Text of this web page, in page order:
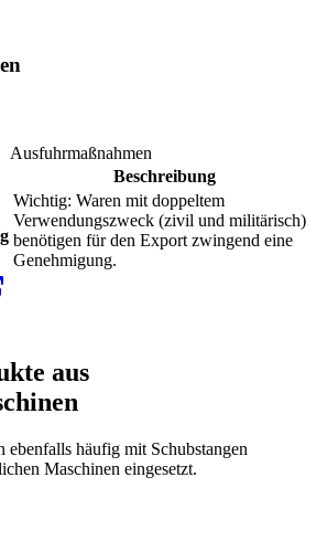
Ausfuhrmaßnahmen
Beschreibung
Wichtig: Waren mit doppeltem
Verwendungszweck (zivil und militärisch)
benötigen für den Export zwingend eine
Genehmigung.
aus
ebenfalls häufig mit Schubstangen
Maschinen eingesetzt.